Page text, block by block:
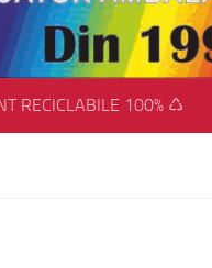
RECICLABILE 100% ♺